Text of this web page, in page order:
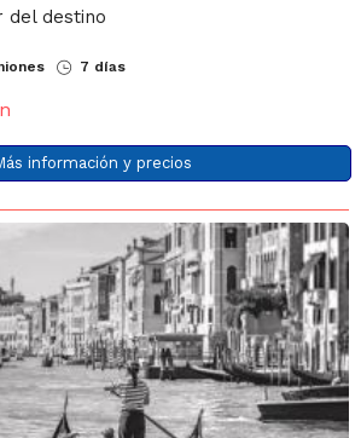
del destino
7 días
información y precios